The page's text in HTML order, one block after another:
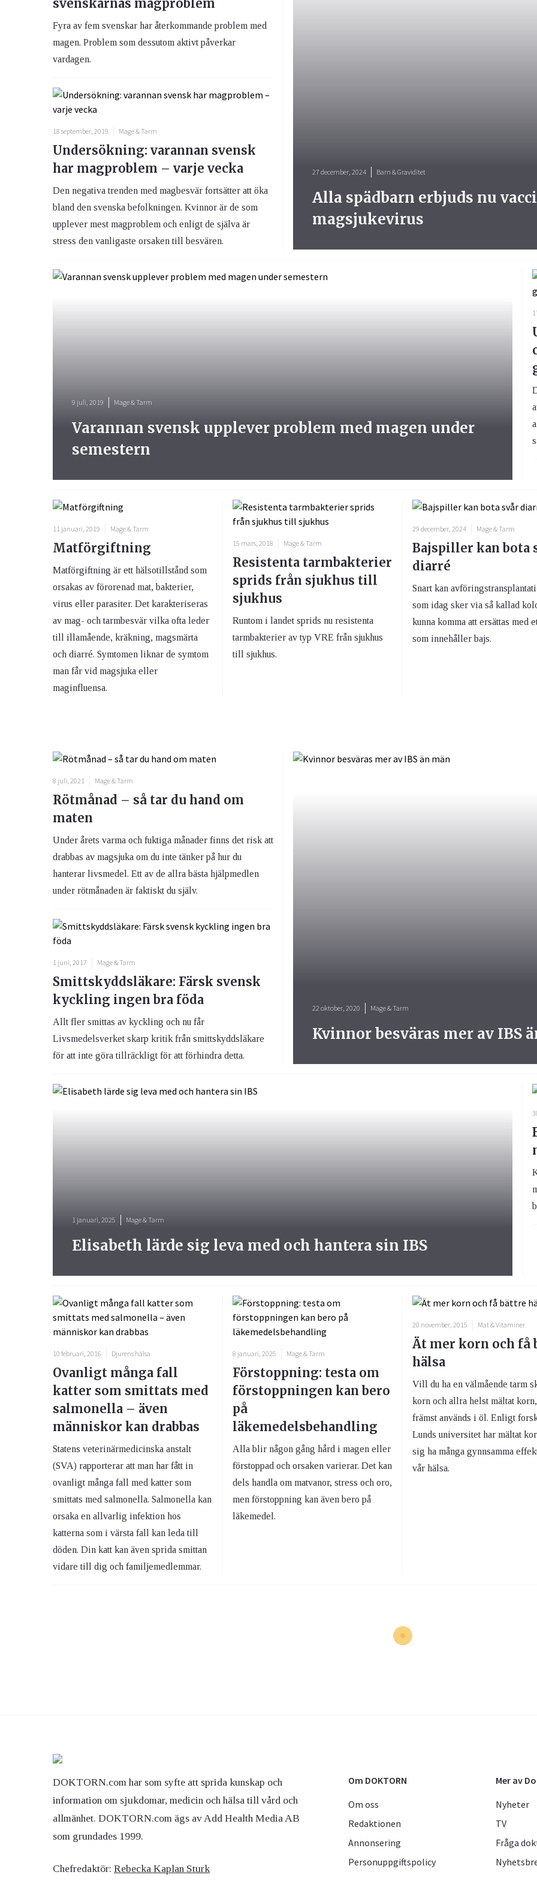
svenskarnas magproblem
Fyra av fem svenskar har återkommande problem med
magen. Problem som dessutom aktivt påverkar
vardagen.
18 september, 2019 Mage & Tarm
Undersökning: varannan svensk
har magproblem – varje vecka
Den negativa trenden med magbesvär fortsätter att öka
bland den svenska befolkningen. Kvinnor är de som
upplever mest magproblem och enligt de själva är
stress den vanligaste orsaken till besvären.
27 december, 2024 Barn & Graviditet
Alla spädbarn erbjuds nu
magsjukevirus
9 juli, 2019 Mage & Tarm
Varannan svensk upplever problem med magen under
semestern
11 januari, 2019 Mage & Tarm
Matförgiftning
Matförgiftning är ett hälsotillstånd som
orsakas av förorenad mat, bakterier,
virus eller parasiter. Det karakteriseras
av mag- och tarmbesvär vilka ofta leder
till illamående, kräkning, magsmärta
och diarré. Symtomen liknar de symtom
man får vid magsjuka eller
maginfluensa.
15 mars, 2018 Mage & Tarm
Resistenta tarmbakterier
sprids från sjukhus till
sjukhus
Runtom i landet sprids nu resistenta
tarmbakterier av typ VRE från sjukhus
till sjukhus.
29 december, 2024 Mage & Tarm
Bajspiller kan bota
diarré
Snart kan
som idag sker via så kallad
kunna komma att ersättas med
som innehåller bajs.
8 juli, 2021 Mage & Tarm
Rötmånad – så tar du hand om
maten
Under årets varma och fuktiga månader finns det risk att
drabbas av magsjuka om du inte tänker på hur du
hanterar livsmedel. Ett av de allra bästa hjälpmedlen
under rötmånaden är faktiskt du själv.
1 juni, 2017 Mage & Tarm
Smittskyddsläkare: Färsk svensk
kyckling ingen bra föda
Allt fler smittas av kyckling och nu får
Livsmedelsverket skarp kritik från smittskyddsläkare
för att inte göra tillräckligt för att förhindra detta.
22 oktober, 2020 Mage & Tarm
Kvinnor besväras mer av IBS
1 januari, 2025 Mage & Tarm
Elisabeth lärde sig leva med och hantera sin IBS
10 februari, 2016 Djurens hälsa
Ovanligt många fall
katter som smittats med
salmonella – även
människor kan drabbas
Statens veterinärmedicinska anstalt
(SVA) rapporterar att man har fått in
ovanligt många fall med katter som
smittats med salmonella. Salmonella kan
orsaka en allvarlig infektion hos
katterna som i värsta fall kan leda till
döden. Din katt kan även sprida smittan
vidare till dig och familjemedlemmar.
8 januari, 2025 Mage & Tarm
Förstoppning: testa om
förstoppningen kan bero
på
läkemedelsbehandling
Alla blir någon gång hård i magen eller
förstoppad och orsaken varierar. Det kan
dels handla om matvanor, stress och oro,
men förstoppning kan även bero på
läkemedel.
20 november, 2015 Mat & Vitaminer
Ät mer korn och få
hälsa
Vill du ha en välmående tarm
korn och allra helst mältat
främst används i öl. Enligt
Lunds universitet har mältat
sig ha många gynnsamma
vår hälsa.
DOKTORN.com har som syfte att sprida kunskap och
information om sjukdomar, medicin och hälsa till vård och
allmänhet. DOKTORN.com ägs av Add Health Media AB
som grundades 1999.
Chefredaktör: Rebecka Kaplan Sturk
Om DOKTORN
Om oss
Redaktionen
Annonsering
Personuppgiftspolicy
Mer av
Nyheter
TV
Fråga